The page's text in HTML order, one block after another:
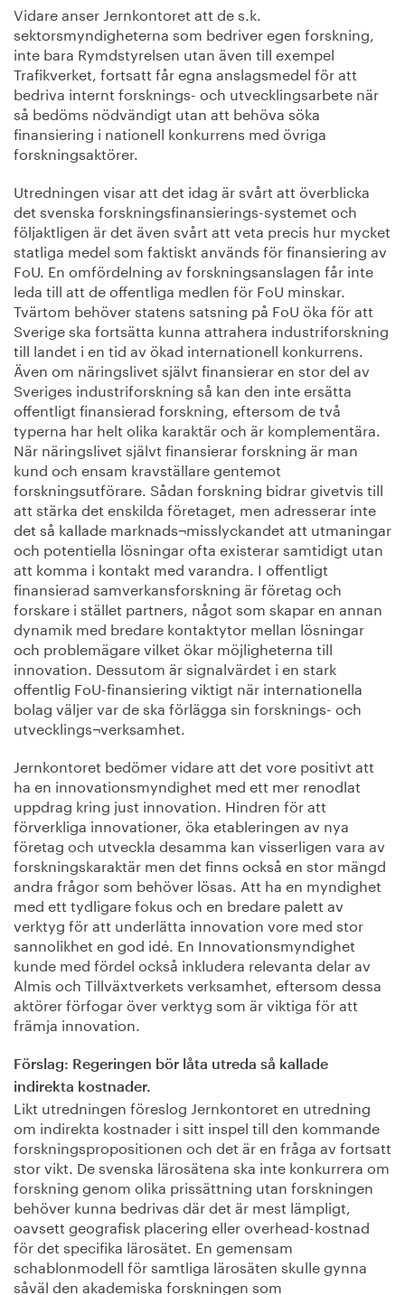
Vidare anser Jernkontoret att de s.k.
sektorsmyndigheterna som bedriver egen forskning,
inte bara Rymdstyrelsen utan även till exempel
Trafikverket, fortsatt får egna anslagsmedel för att
bedriva internt forsknings- och utvecklingsarbete när
så bedöms nödvändigt utan att behöva söka
finansiering i nationell konkurrens med övriga
forskningsaktörer.
Utredningen visar att det idag är svårt att överblicka
det svenska forskningsfinansierings-systemet och
följaktligen är det även svårt att veta precis hur mycket
statliga medel som faktiskt används för finansiering av
FoU. En omfördelning av forskningsanslagen får inte
leda till att de offentliga medlen för FoU minskar.
Tvärtom behöver statens satsning på FoU öka för att
Sverige ska fortsätta kunna attrahera industriforskning
till landet i en tid av ökad internationell konkurrens.
Även om näringslivet självt finansierar en stor del av
Sveriges industriforskning så kan den inte ersätta
offentligt finansierad forskning, eftersom de två
typerna har helt olika karaktär och är komplementära.
När näringslivet självt finansierar forskning är man
kund och ensam kravställare gentemot
forskningsutförare. Sådan forskning bidrar givetvis till
att stärka det enskilda företaget, men adresserar inte
det så kallade marknads¬misslyckandet att utmaningar
och potentiella lösningar ofta existerar samtidigt utan
att komma i kontakt med varandra. I offentligt
finansierad samverkansforskning är företag och
forskare i stället partners, något som skapar en annan
dynamik med bredare kontaktytor mellan lösningar
och problemägare vilket ökar möjligheterna till
innovation. Dessutom är signalvärdet i en stark
offentlig FoU-finansiering viktigt när internationella
bolag väljer var de ska förlägga sin forsknings- och
utvecklings¬verksamhet.
Jernkontoret bedömer vidare att det vore positivt att
ha en innovationsmyndighet med ett mer renodlat
uppdrag kring just innovation. Hindren för att
förverkliga innovationer, öka etableringen av nya
företag och utveckla desamma kan visserligen vara av
forskningskaraktär men det finns också en stor mängd
andra frågor som behöver lösas. Att ha en myndighet
med ett tydligare fokus och en bredare palett av
verktyg för att underlätta innovation vore med stor
sannolikhet en god idé. En Innovationsmyndighet
kunde med fördel också inkludera relevanta delar av
Almis och Tillväxtverkets verksamhet, eftersom dessa
aktörer förfogar över verktyg som är viktiga för att
främja innovation.
Förslag: Regeringen bör låta utreda så kallade
indirekta kostnader.
Likt utredningen föreslog Jernkontoret en utredning
om indirekta kostnader i sitt inspel till den kommande
forskningspropositionen och det är en fråga av fortsatt
stor vikt. De svenska lärosätena ska inte konkurrera om
forskning genom olika prissättning utan forskningen
behöver kunna bedrivas där det är mest lämpligt,
oavsett geografisk placering eller overhead-kostnad
för det specifika lärosätet. En gemensam
schablonmodell för samtliga lärosäten skulle gynna
såväl den akademiska forskningen som